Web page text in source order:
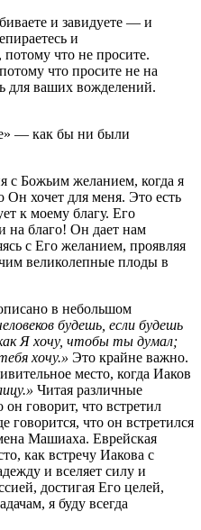
и завидуете — и
и
что не просите.
что просите не на
для ваших вожделений.
— как бы ни были
с Божьим желанием, когда я
Он хочет для меня. Это есть
к моему благу. Его
на благо! Он дает нам
с Его желанием, проявляя
великолепные плоды в
в небольшом
будешь, если будешь
Я хочу, чтобы ты думал;
хочу.» Это крайне важно.
место, когда Иаков
Читая различные
говорит, что встретил
говорится, что он встретился
Машиаха. Еврейская
как встречу Иакова с
и вселяет силу и
достигая Его целей,
я буду всегда